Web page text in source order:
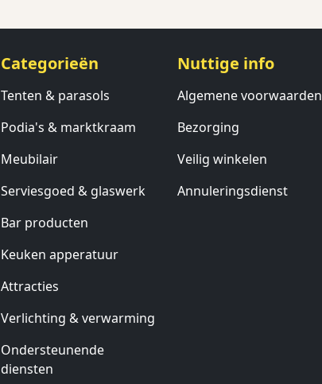
Categorieën
Tenten & parasols
Podia's & marktkraam
Meubilair
Serviesgoed & glaswerk
Bar producten
Keuken apperatuur
Attracties
Verlichting & verwarming
Ondersteunende
diensten
Nuttige info
Algemene voorwaarden
Bezorging
Veilig winkelen
Annuleringsdienst